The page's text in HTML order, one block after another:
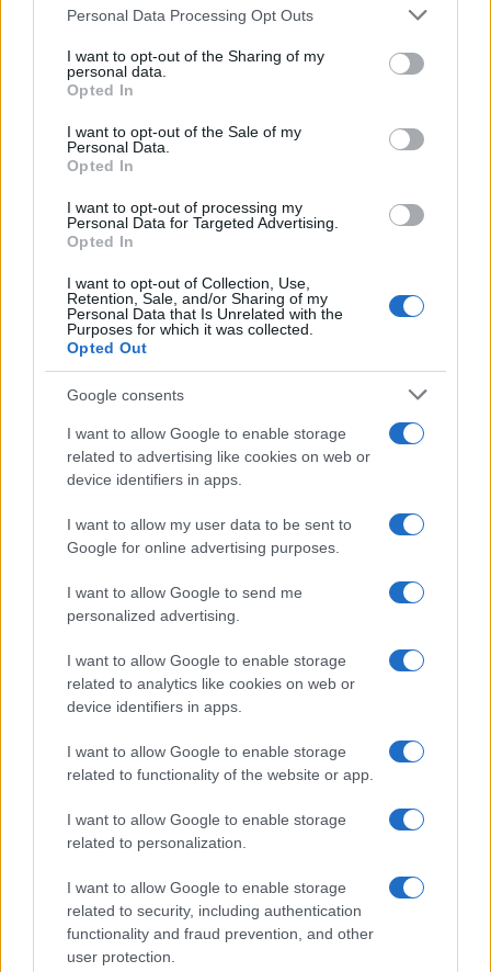
Please note that this website/app uses one or more Google
not limited to your visit or usage behaviour. You may click to
grant or deny consent to Google and its third-party tags to
use your data for below specified purposes in below Google
consent section.
Personal Data Processing Opt Outs
I want to opt-out of the Sharing of my
personal data.
Opted In
I want to opt-out of the Sale of my
Personal Data.
Opted In
I want to opt-out of processing my
Personal Data for Targeted Advertising.
Opted In
I want to opt-out of Collection, Use,
Retention, Sale, and/or Sharing of my
Personal Data that Is Unrelated with the
Purposes for which it was collected.
Opted Out
Google consents
I want to allow Google to enable storage
related to advertising like cookies on web or
device identifiers in apps.
I want to allow my user data to be sent to
Google for online advertising purposes.
I want to allow Google to send me
personalized advertising.
I want to allow Google to enable storage
related to analytics like cookies on web or
device identifiers in apps.
I want to allow Google to enable storage
related to functionality of the website or app.
I want to allow Google to enable storage
related to personalization.
I want to allow Google to enable storage
related to security, including authentication
functionality and fraud prevention, and other
user protection.
της Ζωής μας
Οι άνθρωποι, οι αυθεντικές ιστορίες,
το ελληνικό καλοκαίρι και ένας
πολιτισμός που μας ενώνει κάθε μέρα.